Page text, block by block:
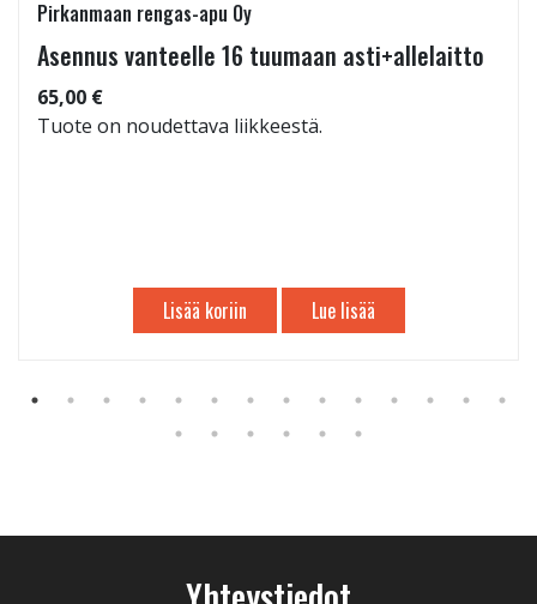
Pirkanmaan rengas-apu Oy
Asennus vanteelle 16 tuumaan asti+allelaitto
65,00 €
Tuote on noudettava liikkeestä.
Lisää koriin Lue lisää